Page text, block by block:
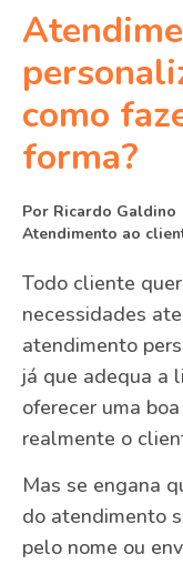
como
forma?
Por Ricardo Galdino
Atendimento ao
Todo cliente
necessidades
atendimento
já que adequa a
oferecer uma
realmente o
Mas se engana
do atendimento
pelo nome ou